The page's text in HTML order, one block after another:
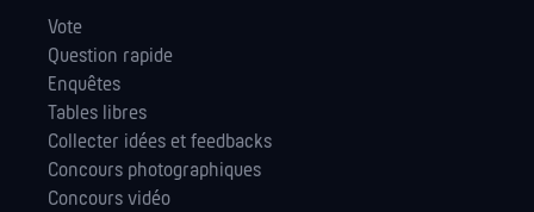
Vote
Question rapide
Enquêtes
Tables libres
Collecter idées et feedbacks
Concours photographiques
Concours vidéo